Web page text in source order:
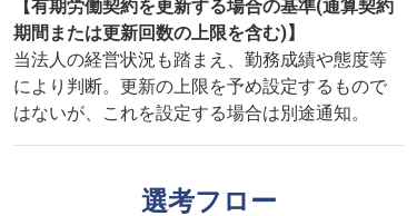
【有期労働契約を更新する場合の基準(通算契約
期間または更新回数の上限を含む)】
当法人の経営状況も踏まえ、勤務成績や態度等
により判断。更新の上限を予め設定するもので
はないが、これを設定する場合は別途通知。
選考フロー